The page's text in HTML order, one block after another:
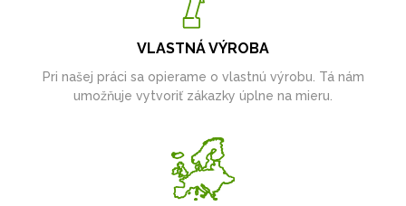
VLASTNÁ VÝROBA
Pri našej práci sa opierame o vlastnú výrobu. Tá nám
umožňuje vytvoriť zákazky úplne na mieru.